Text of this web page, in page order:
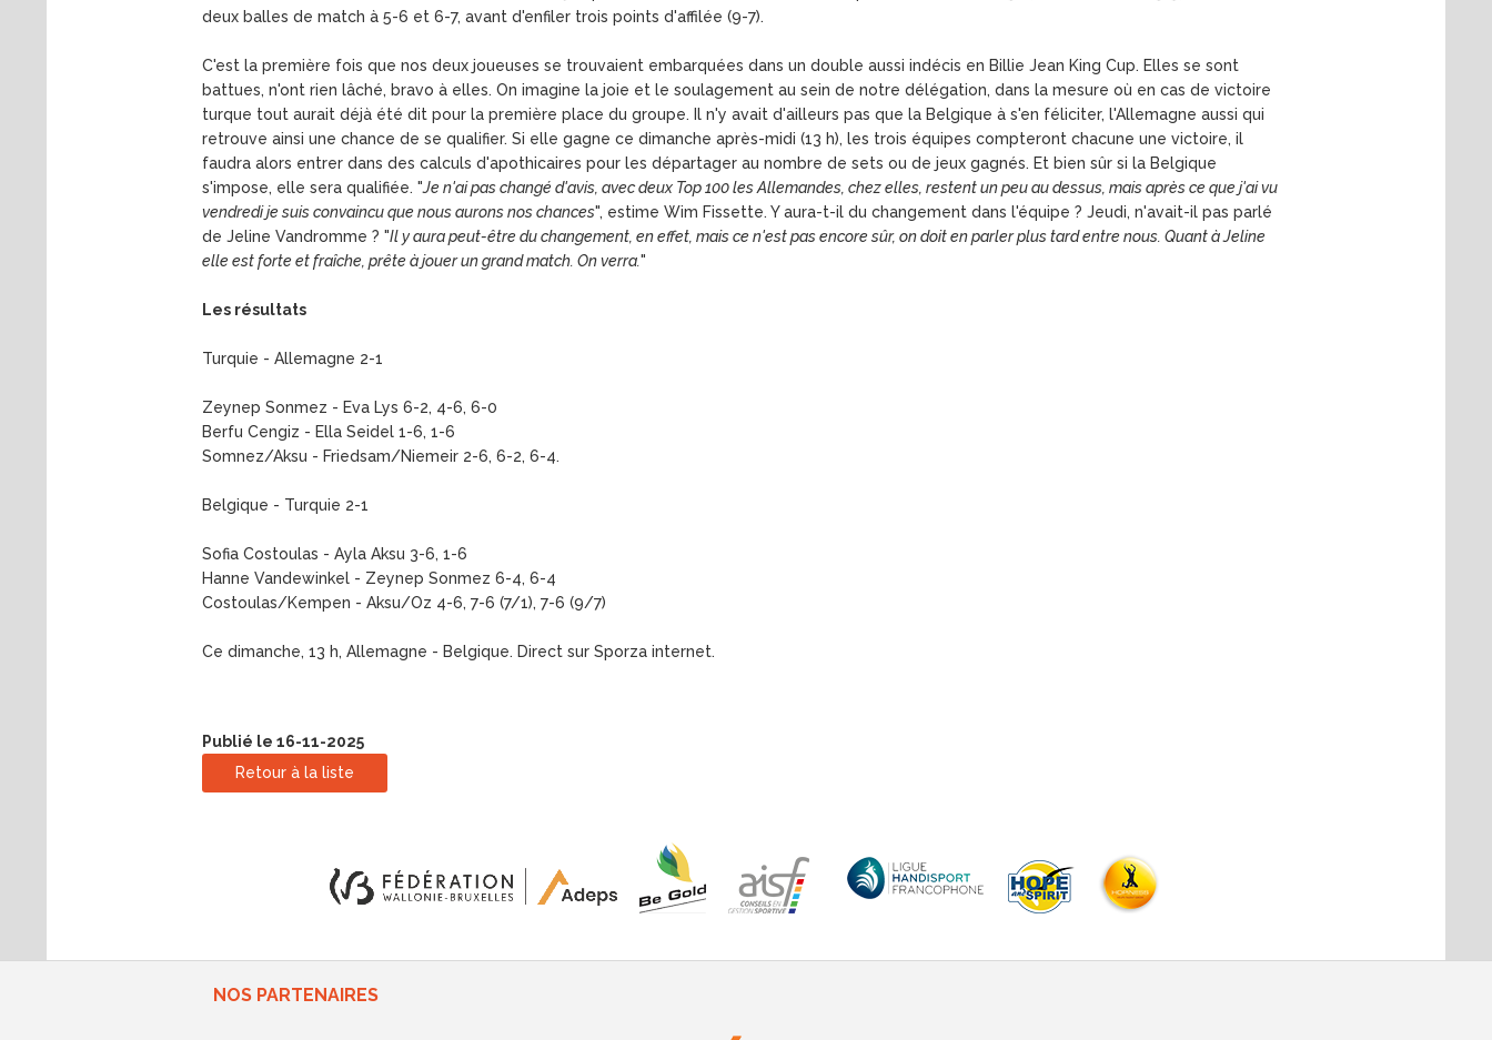
deux balles de match à 5-6 et 6-7, avant d'enfiler trois points d'affilée (9-7).
C'est la première fois que nos deux joueuses se trouvaient embarquées dans un double aussi indécis en Billie Jean King Cup. Elles se sont
battues, n'ont rien lâché, bravo à elles. On imagine la joie et le soulagement au sein de notre délégation, dans la mesure où en cas de victoire
turque tout aurait déjà été dit pour la première place du groupe. Il n'y avait d'ailleurs pas que la Belgique à s'en féliciter, l'Allemagne aussi qui
retrouve ainsi une chance de se qualifier. Si elle gagne ce dimanche après-midi (13 h), les trois équipes compteront chacune une victoire, il
faudra alors entrer dans des calculs d'apothicaires pour les départager au nombre de sets ou de jeux gagnés. Et bien sûr si la Belgique
s'impose, elle sera qualifiée. "Je n'ai pas changé d'avis, avec deux Top 100 les Allemandes, chez elles, restent un peu au dessus, mais après ce que j'ai vu
vendredi je suis convaincu que nous aurons nos chances", estime Wim Fissette. Y aura-t-il du changement dans l'équipe ? Jeudi, n'avait-il pas parlé
de Jeline Vandromme ? "Il y aura peut-être du changement, en effet, mais ce n'est pas encore sûr, on doit en parler plus tard entre nous. Quant à Jeline
elle est forte et fraîche, prête à jouer un grand match. On verra."
Les résultats
Turquie - Allemagne 2-1
Zeynep Sonmez - Eva Lys 6-2, 4-6, 6-0
Berfu Cengiz - Ella Seidel 1-6, 1-6
Somnez/Aksu - Friedsam/Niemeir 2-6, 6-2, 6-4.
Belgique - Turquie 2-1
Sofia Costoulas - Ayla Aksu 3-6, 1-6
Hanne Vandewinkel - Zeynep Sonmez 6-4, 6-4
Costoulas/Kempen - Aksu/Oz 4-6, 7-6 (7/1), 7-6 (9/7)
Ce dimanche, 13 h, Allemagne - Belgique. Direct sur Sporza internet.
Publié le 16-11-2025
Retour à la liste
NOS PARTENAIRES